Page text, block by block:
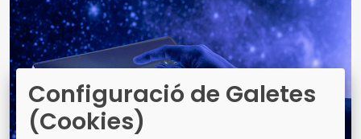
En paraules de Solsona, “des de l’FMC afirmem que tot el
que fem per transformar les administracions locals a
nivell digital ha de tenir un impacte directe en el servei a
la ciutadania”
Configuració de Galetes
(Cookies)